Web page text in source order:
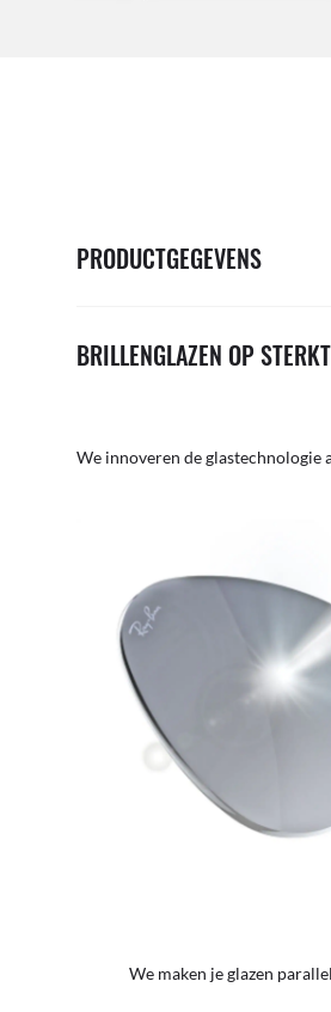
PRODUCTGEGEVENS
BRILLENGLAZEN OP
We innoveren de glastechnologie
We maken je glazen